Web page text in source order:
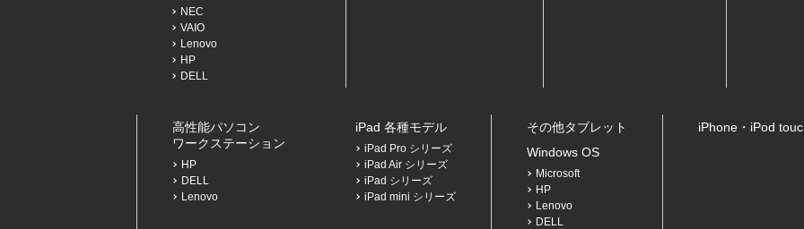
NEC
VAIO
Lenovo
HP
DELL
高性能パソコン
ワークステーション
HP
DELL
Lenovo
iPad 各種モデル
iPad Pro シリーズ
iPad Air シリーズ
iPad シリーズ
iPad mini シリーズ
その他タブレット
Windows OS
Microsoft
HP
Lenovo
DELL
iPhone・iPod